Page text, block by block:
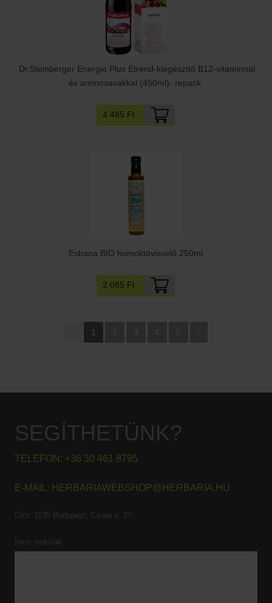
Dr.Steinberger Energie Plus Étrend-kiegészítő B12-vitaminnal
és aminosavakkal (450ml)- repack
4 485 Ft
Esbana BIO homoktövisvelő 250ml
2 085 Ft
1
SEGÍTHETÜNK?
TELEFON: +36 30 461 8795
E-MAIL: HERBARIAWEBSHOP@HERBARIA.HU
Cím: 1135 Budapest, Csata u. 27.
Írjon nekünk